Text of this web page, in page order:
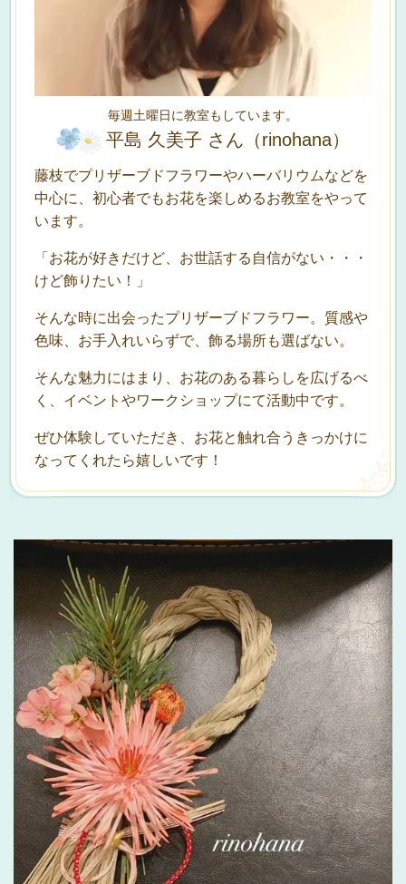
毎週土曜日に教室もしています。
平島 久美子 さん（rinohana）
藤枝でプリザーブドフラワーやハーバリウムなどを
中心に、初心者でもお花を楽しめるお教室をやって
います。
「お花が好きだけど、お世話する自信がない・・・
けど飾りたい！」
そんな時に出会ったプリザーブドフラワー。質感や
色味、お手入れいらずで、飾る場所も選ばない。
そんな魅力にはまり、お花のある暮らしを広げるべ
く、イベントやワークショップにて活動中です。
ぜひ体験していただき、お花と触れ合うきっかけに
なってくれたら嬉しいです！